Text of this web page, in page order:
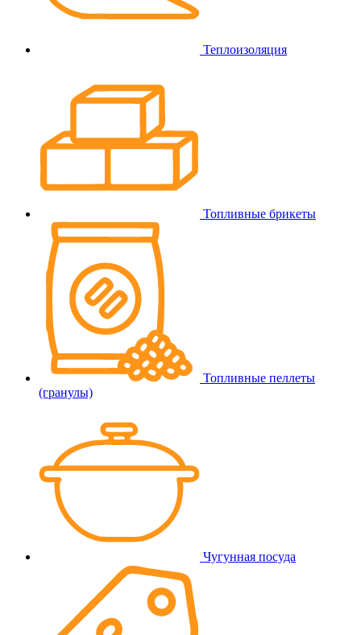
Теплоизоляция
Топливные брикеты
Топливные пеллеты
(гранулы)
Чугунная посуда